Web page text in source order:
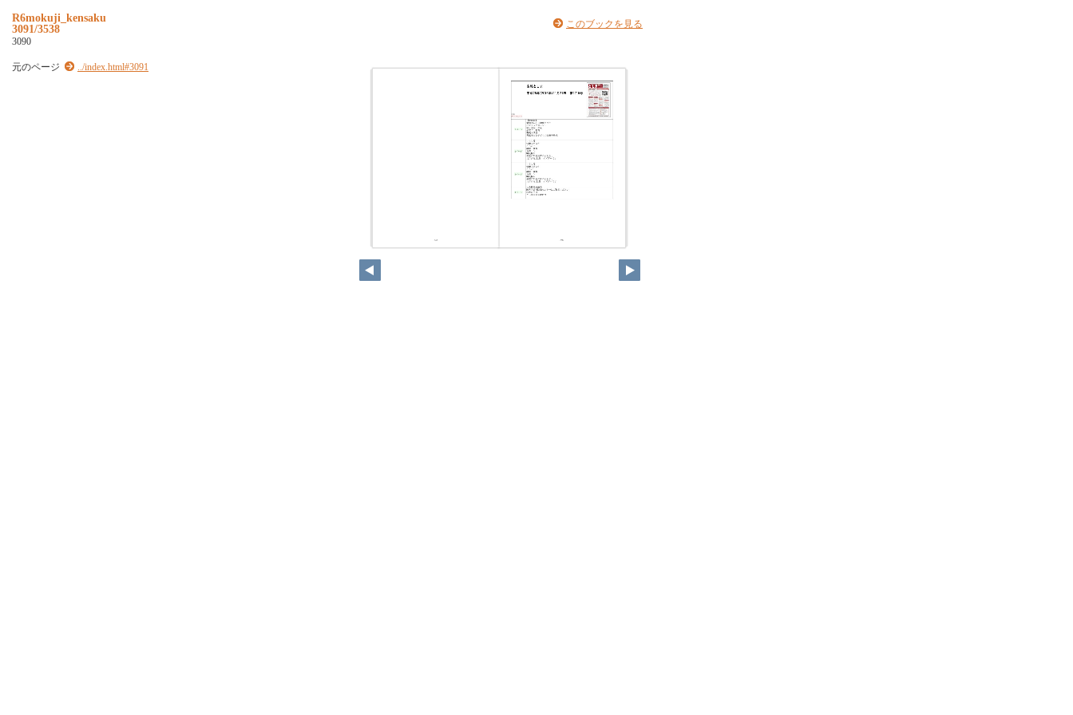
R6mokuji_kensaku
3091/3538
3090
元のページ ../index.html#3091
このブックを見る